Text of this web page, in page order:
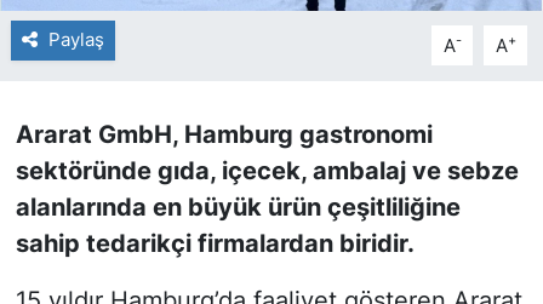
Paylaş A- A+
Ararat GmbH, Hamburg gastronomi
sektöründe gıda, içecek, ambalaj ve sebze
alanlarında en büyük ürün çeşitliliğine
sahip tedarikçi firmalardan biridir.